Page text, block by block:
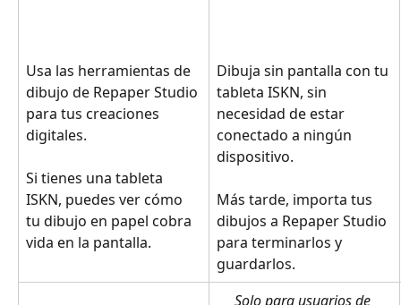
Usa las herramientas de
dibujo de Repaper Studio
para tus creaciones
digitales.
Si tienes una tableta
ISKN, puedes ver cómo
tu dibujo en papel cobra
vida en la pantalla.
Dibuja sin pantalla con tu
tableta ISKN, sin
necesidad de estar
conectado a ningún
dispositivo.
Más tarde, importa tus
dibujos a Repaper Studio
para terminarlos y
guardarlos.
Solo para usuarios de